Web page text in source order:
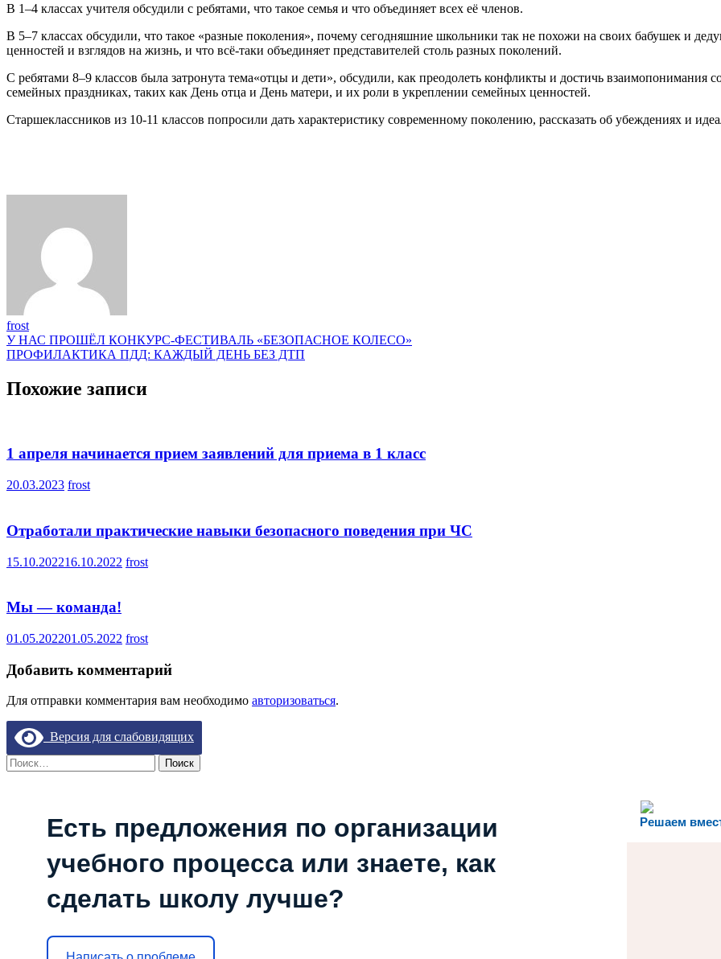
КАК
ДРУГ
ДРУГА
ПОКОЛЕНИЯМ?
В 1–4 классах учителя обсудили с ребятами, что такое семья и что объединяет всех её членов.
В 5–7 классах обсудили, что такое «разные поколения», почему сегодняшние школьники так не похожи на своих бабушек и
ценностей и взглядов на жизнь, и что всё-таки объединяет представителей столь разных поколений.
С ребятами 8–9 классов была затронута тема«отцы и дети», обсудили, как преодолеть конфликты и достичь
семейных праздниках, таких как День отца и День матери, и их роли в укреплении семейных ценностей.
Старшеклассников из 10-11 классов попросили дать характеристику современному поколению, рассказать об убеждениях и
frost
Навигация
по
записям
У НАС ПРОШЁЛ КОНКУРС-ФЕСТИВАЛЬ «БЕЗОПАСНОЕ КОЛЕСО»
ПРОФИЛАКТИКА ПДД: КАЖДЫЙ ДЕНЬ БЕЗ ДТП
Похожие записи
1 апреля начинается прием заявлений для приема в 1 класс
20.03.2023 frost
Отработали практические навыки безопасного поведения при ЧС
15.10.202216.10.2022 frost
Мы — команда!
01.05.202201.05.2022 frost
Добавить комментарий
Для отправки комментария вам необходимо авторизоваться.
Версия для слабовидящих
Найти:
Решаем
Есть предложения по организации
учебного процесса или знаете, как
сделать школу лучше?